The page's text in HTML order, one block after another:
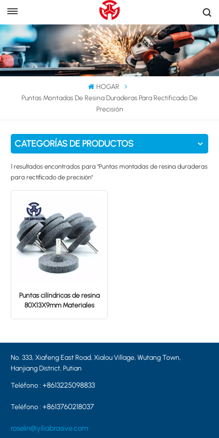
HOGAR
Puntas Montadas De Resina Duraderas Para Rectificado De
Precisión
CATEGORÍAS DE PRODUCTOS
1 resultados encontrados para "Puntas montadas de resina duraderas
para rectificado de precisión"
Puntas cilíndricas de resina
80X13X9mm Materiales
No. 333, Xiafeng East Road, Xialou Village, Wutang Town,
Hanjiang District, Putian
Teléfono :+8613225098833
Teléfono :+8613760218037
roselin@yiliabrasive.com